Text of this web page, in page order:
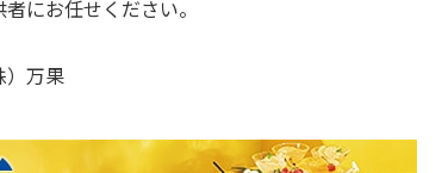
にお任せください。
）万果